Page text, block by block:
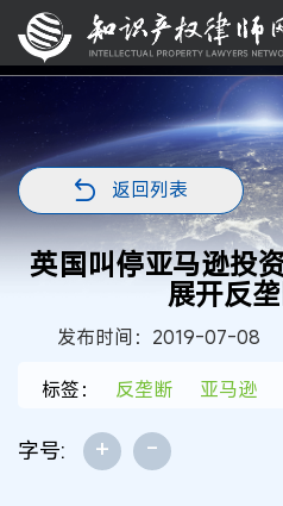
返回列表
英国叫停亚马逊投
展开反
发布时间：2019-07-08
标签：
反垄断 亚马逊
字号: + -